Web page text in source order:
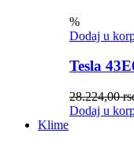
%
Dodaj u
Tesla
28.224,00
Dodaj u
Klime